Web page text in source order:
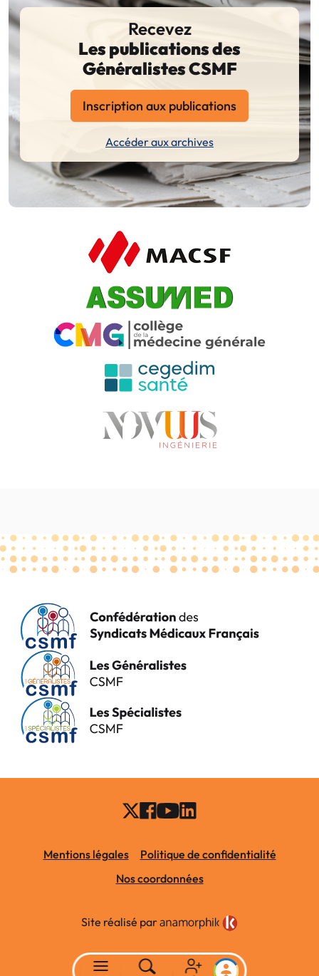
Recevez
Les publications des
Généralistes CSMF
Inscription aux publications
Accéder aux archives
Mentions légales
Politique de confidentialité
Nos coordonnées
Site réalisé par